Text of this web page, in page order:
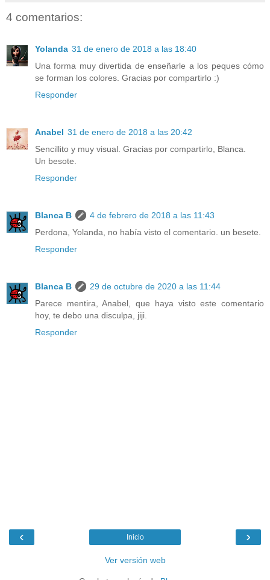
4 comentarios:
Yolanda 31 de enero de 2018 a las 18:40
Una forma muy divertida de enseñarle a los peques cómo
se forman los colores. Gracias por compartirlo :)
Responder
Anabel 31 de enero de 2018 a las 20:42
Sencillito y muy visual. Gracias por compartirlo, Blanca.
Un besote.
Responder
Blanca B
4 de febrero de 2018 a las 11:43
Perdona, Yolanda, no había visto el comentario. un besete.
Responder
Blanca B
29 de octubre de 2020 a las 11:44
Parece mentira, Anabel, que haya visto este comentario
hoy, te debo una disculpa, jiji.
Responder
‹ ›
Inicio
Ver versión web